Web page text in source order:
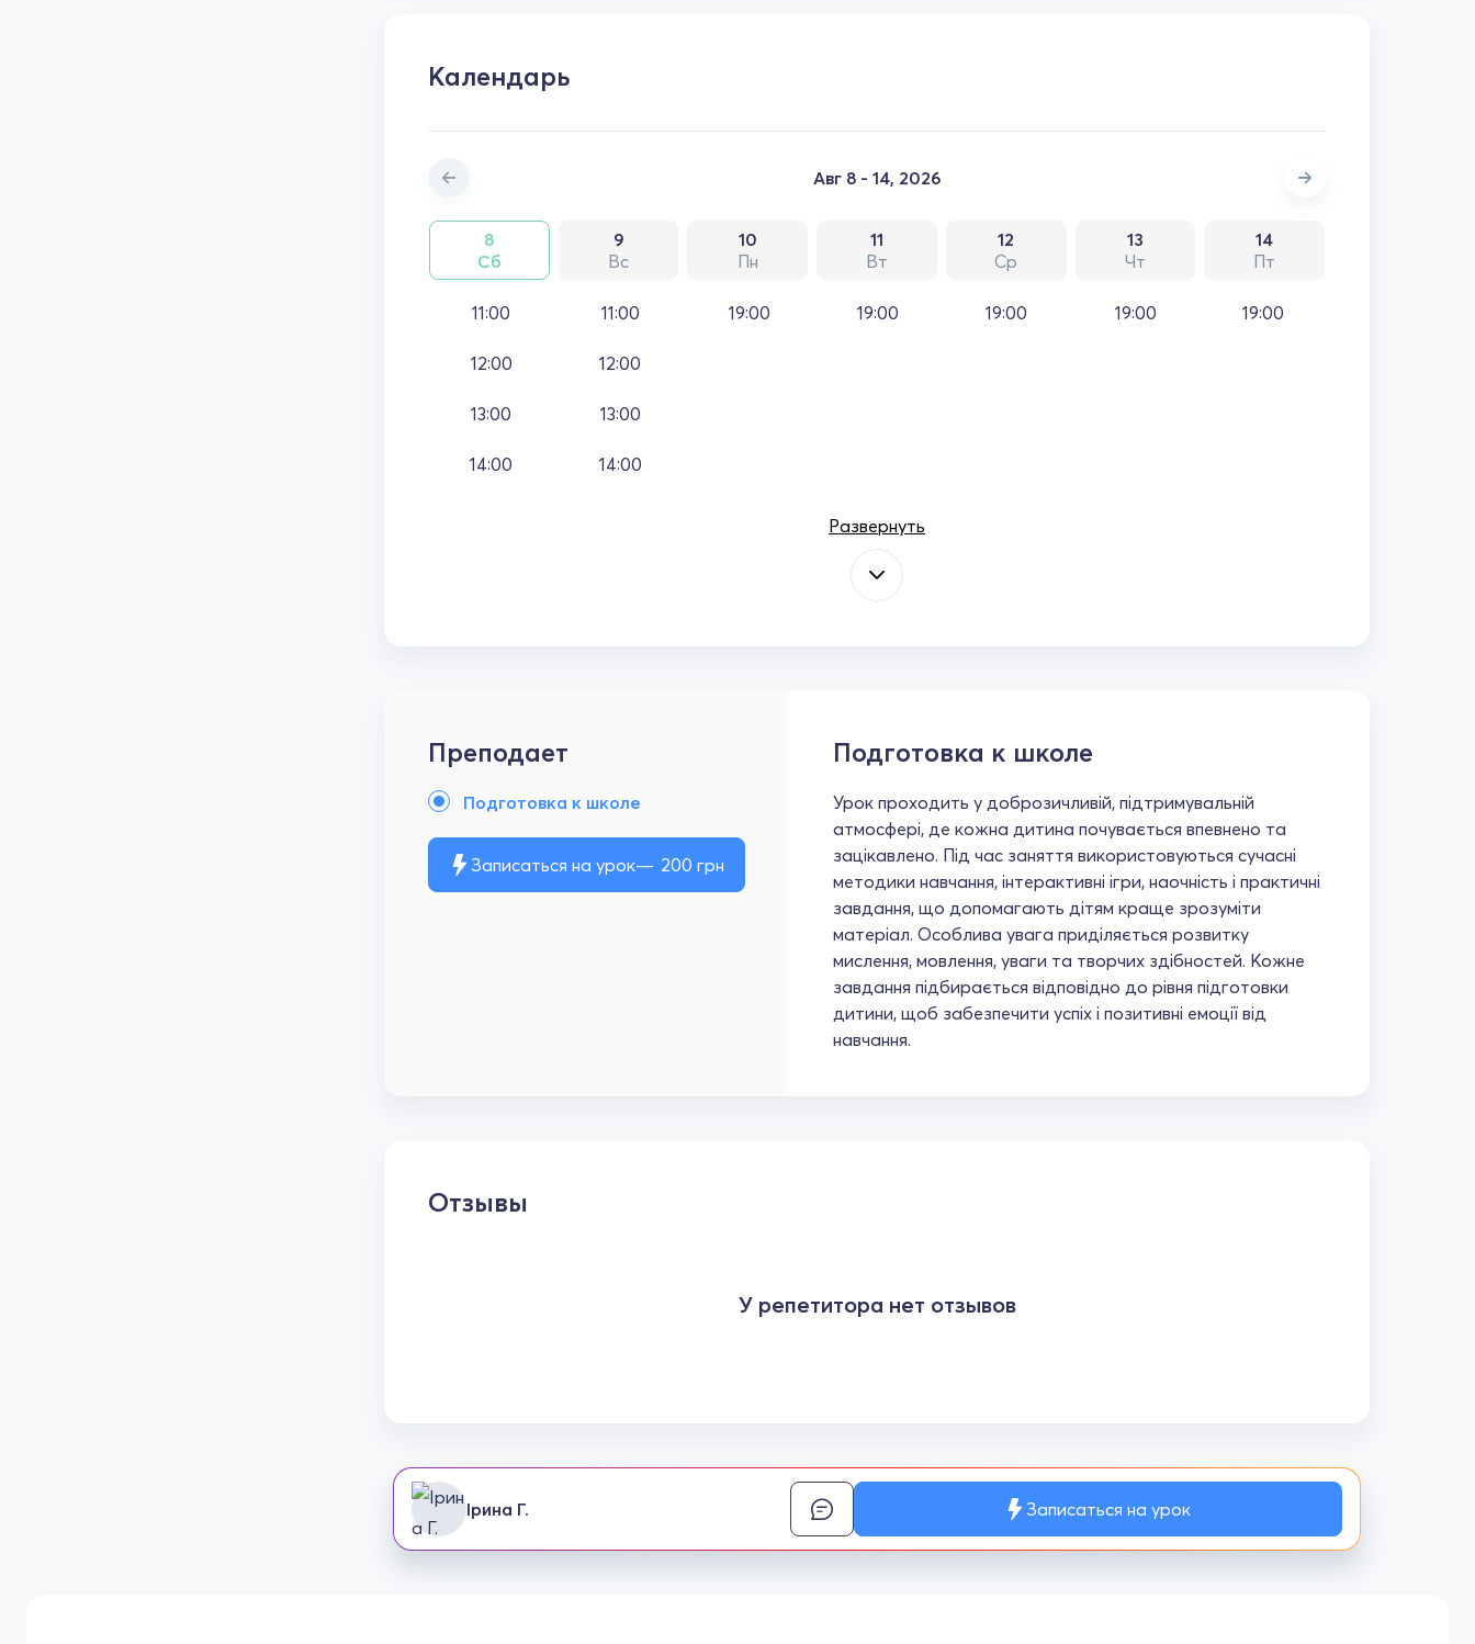
Календарь
Авг 8 - 14, 2026
8
Сб
9
Вс
10
Пн
11
Вт
12
Ср
13
Чт
14
Пт
11:00
12:00
13:00
14:00
11:00
12:00
13:00
14:00
19:00 19:00 19:00 19:00 19:00
Развернуть
Преподает
Подготовка к школе
Записаться на урок 200 грн
Подготовка к школе
Урок проходить у доброзичливій, підтримувальній
атмосфері, де кожна дитина почувається впевнено та
зацікавлено. Під час заняття використовуються сучасні
методики навчання, інтерактивні ігри, наочність і практичні
завдання, що допомагають дітям краще зрозуміти
матеріал. Особлива увага приділяється розвитку
мислення, мовлення, уваги та творчих здібностей. Кожне
завдання підбирається відповідно до рівня підготовки
дитини, щоб забезпечити успіх і позитивні емоції від
навчання.
Отзывы
У репетитора нет отзывов
Ірина Г. Записаться на урок